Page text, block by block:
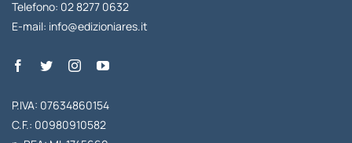
Telefono: 02 8277 0632
E-mail: info@edizioniares.it
P.IVA: 07634860154
C.F.: 00980910582